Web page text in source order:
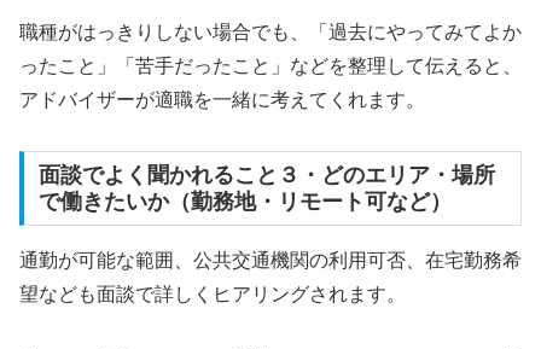
職種がはっきりしない場合でも、「過去にやってみてよか
ったこと」「苦手だったこと」などを整理して伝えると、
アドバイザーが適職を一緒に考えてくれます。
面談でよく聞かれること３・どのエリア・場所
で働きたいか（勤務地・リモート可など）
通勤が可能な範囲、公共交通機関の利用可否、在宅勤務希
望なども面談で詳しくヒアリングされます。